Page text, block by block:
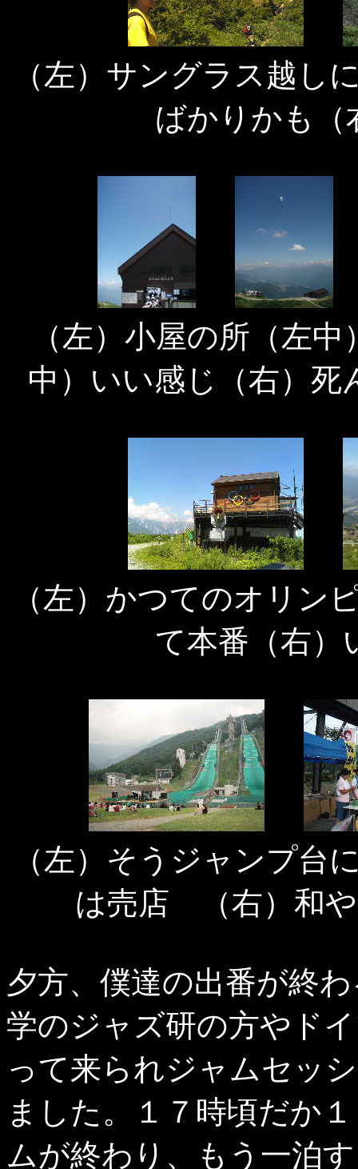
（左）サングラス越し
ばかりかも（
（左）小屋の所（左
中）いい感じ（右）
（左）かつてのオリン
て本番（右）
（左）そうジャンプ
は売店 （右）和
夕方、僕達の出番が終
学のジャズ研の方やド
って来られジャムセッ
ました。１７時頃だか
ムが終わり、もう一泊